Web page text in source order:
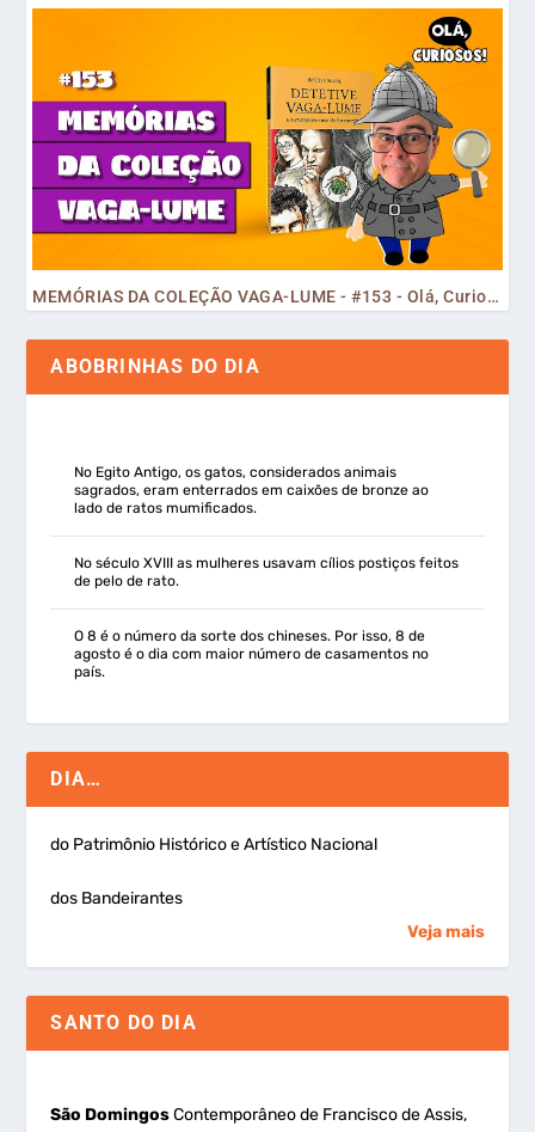
MEMÓRIAS DA COLEÇÃO VAGA-LUME - #153 - Olá, Curiosos! 2023
ABOBRINHAS DO DIA
No Egito Antigo, os gatos, considerados animais
sagrados, eram enterrados em caixões de bronze ao
lado de ratos mumificados.
No século XVIII as mulheres usavam cílios postiços feitos
de pelo de rato.
O 8 é o número da sorte dos chineses. Por isso, 8 de
agosto é o dia com maior número de casamentos no
país.
DIA…
do Patrimônio Histórico e Artístico Nacional
dos Bandeirantes
Veja mais
SANTO DO DIA
São DomingosContemporâneo de Francisco de Assis,